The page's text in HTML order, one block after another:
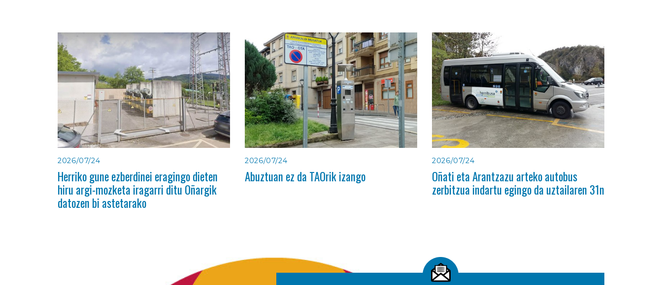
2026/07/24
Herriko gune ezberdinei eragingo dieten
hiru argi-mozketa iragarri ditu Oñargik
datozen bi astetarako
2026/07/24
Abuztuan ez da TAOrik izango
2026/07/24
Oñati eta Arantzazu arteko autobus
zerbitzua indartu egingo da uztailaren 31n